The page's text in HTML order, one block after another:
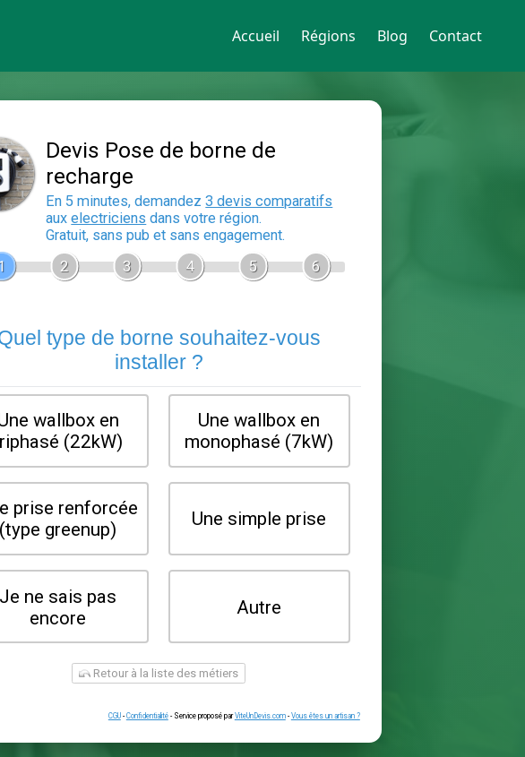
Accueil Régions Blog Contact
recharge
En 5 minutes, demandez
auxelectriciensdans votre région.
Gratuit, sans pub et sans engagement.
Quel type de borne souhaitez-
installer ?
Une wallbox en
Une prise renforcée
(type greenup)
Je ne sais pas